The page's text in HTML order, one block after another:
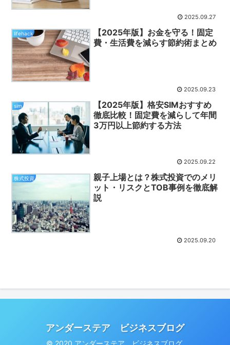
2025.09.27
lifehack
【2025年版】お金を守る！固定
費・生活費を減らす節約術まとめ
2025.09.23
sim
【2025年版】格安SIMおすすめ
徹底比較！固定費を減らして年間
3万円以上節約する方法
2025.09.22
株式投資
親子上場とは？株式投資でのメリ
ット・リスクとTOB事例を徹底解
説
2025.09.20
アンダーステア ビジネスブログ